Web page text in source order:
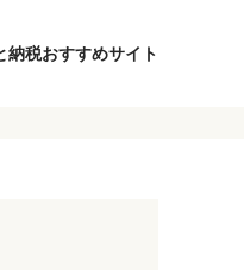
納税おすすめサイト